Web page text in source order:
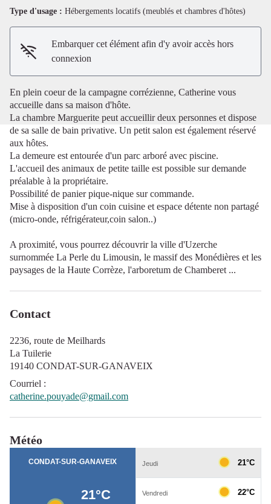
Voir l'image en plein écran
Type d'usage : Hébergements locatifs (meublés et chambres d'hôtes)
Embarquer cet élément afin d'y avoir accès hors
connexion
En plein coeur de la campagne corrézienne, Catherine vous
accueille dans sa maison d'hôte.
La chambre Marguerite peut accueillir deux personnes et dispose
de sa salle de bain privative. Un petit salon est également réservé
aux hôtes.
La demeure est entourée d'un parc arboré avec piscine.
L'accueil des animaux de petite taille est possible sur demande
préalable à la propriétaire.
Possibilité de panier pique-nique sur commande.
Mise à disposition d'un coin cuisine et espace détente non partagé
(micro-onde, réfrigérateur,coin salon..)
A proximité, vous pourrez découvrir la ville d'Uzerche
surnommée La Perle du Limousin, le massif des Monédières et les
paysages de la Haute Corrèze, l'arboretum de Chamberet ...
Contact
2236, route de Meilhards
La Tuilerie
19140 CONDAT-SUR-GANAVEIX
Courriel :
catherine.pouyade@gmail.com
Météo